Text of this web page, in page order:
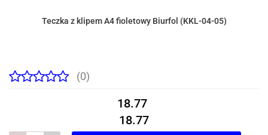
Teczka z klipem A4 fioletowy Biurfol (KKL-04-05)
(0)
18.77
18.77